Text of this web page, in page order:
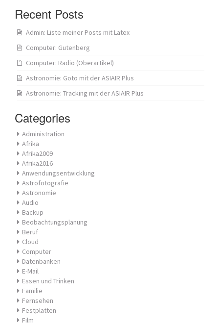
Recent Posts
Admin: Liste meiner Posts mit Latex
Computer: Gutenberg
Computer: Radio (Oberartikel)
Astronomie: Goto mit der ASIAIR Plus
Astronomie: Tracking mit der ASIAIR Plus
Categories
Administration
Afrika
Afrika2009
Afrika2016
Anwendungsentwicklung
Astrofotografie
Astronomie
Audio
Backup
Beobachtungsplanung
Beruf
Cloud
Computer
Datenbanken
E-Mail
Essen und Trinken
Familie
Fernsehen
Festplatten
Film